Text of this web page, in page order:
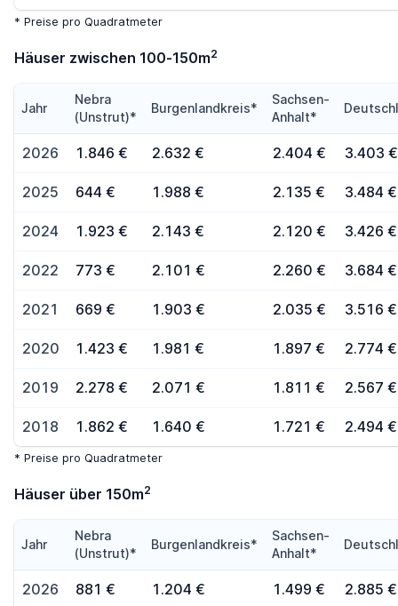
* Preise pro Quadratmeter
Häuser zwischen 100-150m2
Jahr
Nebra
(Unstrut)*
Burgenlandkreis*
Sachsen-
Anhalt*
2026 1.846 € 2.632 € 2.404 € 3.403 €
2025 644 € 1.988 € 2.135 € 3.484 €
2024 1.923 € 2.143 € 2.120 € 3.426 €
2022 773 € 2.101 € 2.260 € 3.684 €
2021 669 € 1.903 € 2.035 € 3.516 €
2020 1.423 € 1.981 € 1.897 € 2.774 €
2019 2.278 € 2.071 € 1.811 € 2.567 €
2018 1.862 € 1.640 € 1.721 € 2.494 €
* Preise pro Quadratmeter
Häuser über 150m2
Jahr
Nebra
(Unstrut)*
Burgenlandkreis*
Sachsen-
Anhalt*
2026 881 € 1.204 € 1.499 € 2.885 €